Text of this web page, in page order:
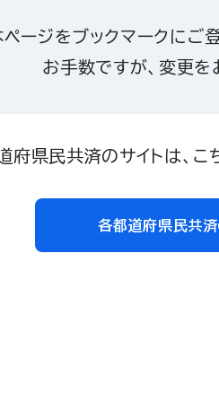
ページをブックマークにご
お手数ですが、変更を
府県民共済のサイトは、こ
各都道府県民共済